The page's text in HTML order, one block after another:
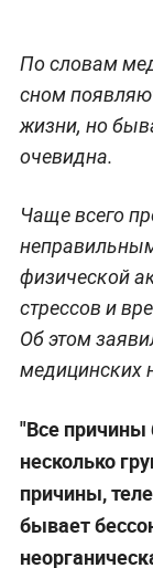
По словам
сном
жизни, но
очевидна.
Чаще всего
физической
стрессов и
Об этом
медицинских
"Все
несколько
причины,
бывает